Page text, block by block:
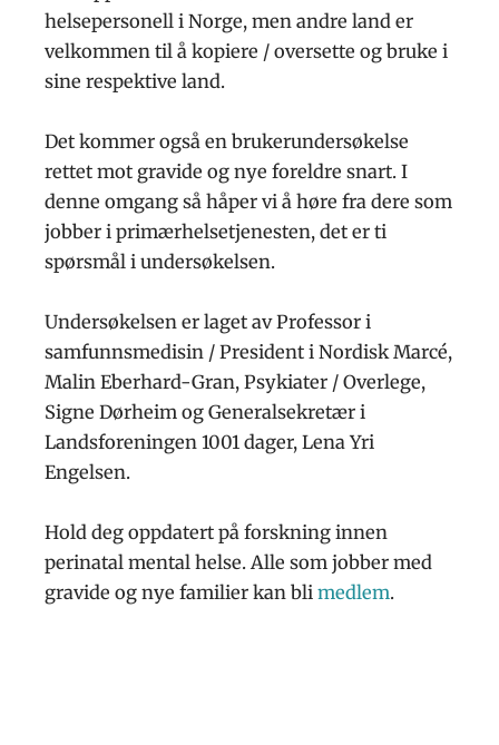
helsepersonell i Norge, men andre land er
velkommen til å kopiere / oversette og bruke i
sine respektive land.
Det kommer også en brukerundersøkelse
rettet mot gravide og nye foreldre snart. I
denne omgang så håper vi å høre fra dere som
jobber i primærhelsetjenesten, det er ti
spørsmål i undersøkelsen.
Undersøkelsen er laget av Professor i
samfunnsmedisin / President i Nordisk Marcé,
Malin Eberhard-Gran, Psykiater / Overlege,
Signe Dørheim og Generalsekretær i
Landsforeningen 1001 dager, Lena Yri
Engelsen.
Hold deg oppdatert på forskning innen
perinatal mental helse. Alle som jobber med
gravide og nye familier kan bli medlem.